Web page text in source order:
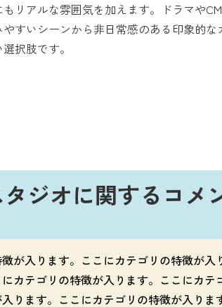
リアルな雰囲気を加えます。ドラマや
すいシーンから非日常感のある印象的
択肢です。
ジオに関する コメ
が入ります。ここにカテゴリの特徴が入
カテゴリの特徴が入ります。ここにカテ
ります。ここにカテゴリの特徴が入りま